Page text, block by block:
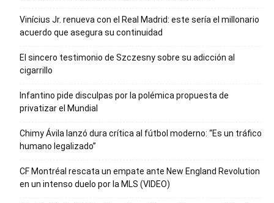
Vinícius Jr. renueva con el Real Madrid: este sería el millonario
acuerdo que asegura su continuidad
El sincero testimonio de Szczesny sobre su adicción al
cigarrillo
Infantino pide disculpas por la polémica propuesta de
privatizar el Mundial
Chimy Ávila lanzó dura crítica al fútbol moderno: “Es un tráfico
humano legalizado”
CF Montréal rescata un empate ante New England Revolution
en un intenso duelo por la MLS (VIDEO)